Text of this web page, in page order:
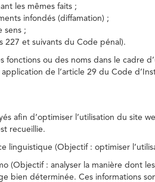
les mêmes faits ;
infondés (diffamation) ;
sens ;
227 et suivants du Code pénal).
fonctions ou des noms dans le cadre
de l’article 29 du Code
afin d’optimiser l’utilisation du site
recueillie.
linguistique (Objectif : optimiser
(Objectif : analyser la manière dont
bien déterminée. Ces informations